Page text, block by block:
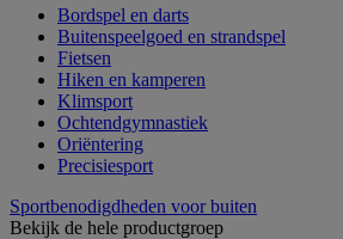
Bordspel en darts
Buitenspeelgoed en strandspel
Fietsen
Hiken en kamperen
Klimsport
Ochtendgymnastiek
Oriëntering
Precisiesport
Sportbenodigdheden voor buiten
Bekijk de hele productgroep